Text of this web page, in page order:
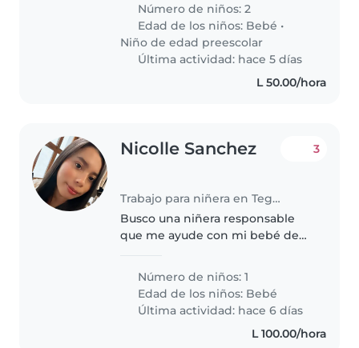
a la familia.
Número de niños: 2
Edad de los niños: Bebé •
Niño de edad preescolar
Última actividad: hace 5 días
L 50.00/hora
Nicolle Sanchez
Trabajo para niñera en Tegucigalpa
3
Busco una niñera responsable
que me ayude con mi bebé de
biberones y algún puré sencillo.
Agradezco experiencia con niños
tranquilos y juguetones.
Número de niños: 1
Edad de los niños: Bebé
Última actividad: hace 6 días
L 100.00/hora